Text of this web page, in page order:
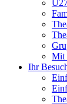
Mit
Ihr